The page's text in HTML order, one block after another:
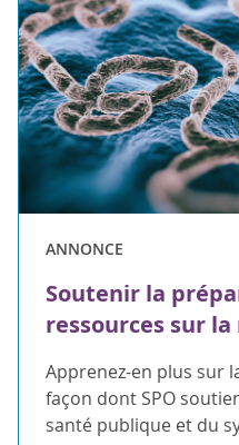
ANNONCE
Soutenir la
ressources sur
Apprenez-en plus sur
façon dont SPO
santé publique et du